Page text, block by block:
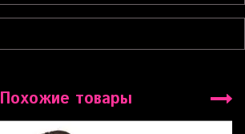
Похожие товары